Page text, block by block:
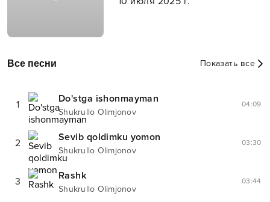
Все песни Показать все
1 Do'stga ishonmayman
Shukrullo Olimjonov
04:09
2 Sevib qoldimku yomon
Shukrullo Olimjonov
03:30
3 Rashk
Shukrullo Olimjonov
03:44